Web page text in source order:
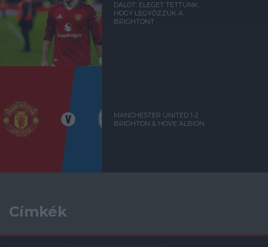
DALOT: ELEGET TETTÜNK,
HOGY LEGYŐZZÜK A
BRIGHTONT
MANCHESTER UNITED 1-2
BRIGHTON & HOVE ALBION
Címkék